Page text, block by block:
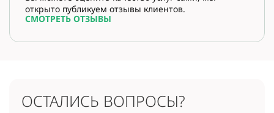
открыто публикуем отзывы клиентов.
СМОТРЕТЬ ОТЗЫВЫ
ОСТАЛИСЬ ВОПРОСЫ?